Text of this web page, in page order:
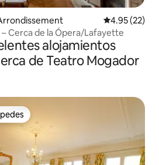
Calificación
4.95 (22)
– Cerca de la Ópera/Lafayette
alojamientos
de Teatro Mogador
entre huéspedes